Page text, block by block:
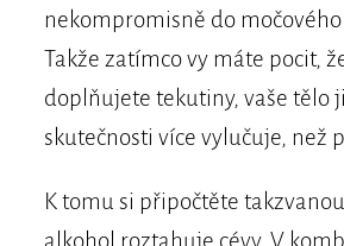
nekompromisně do močového
Takže zatímco vy máte pocit,
doplňujete tekutiny, vaše tělo
skutečnosti více vylučuje, než
K tomu si připočtěte
alkohol roztahuje cévy. V